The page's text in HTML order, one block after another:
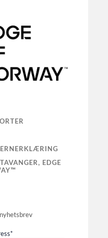
EDGE
*